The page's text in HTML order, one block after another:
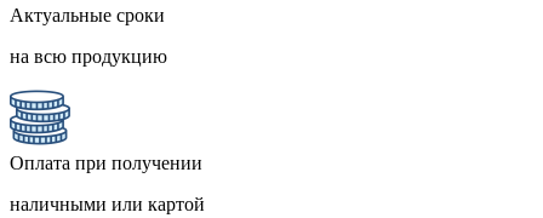
Актуальные сроки
на всю продукцию
Оплата при получении
наличными или картой